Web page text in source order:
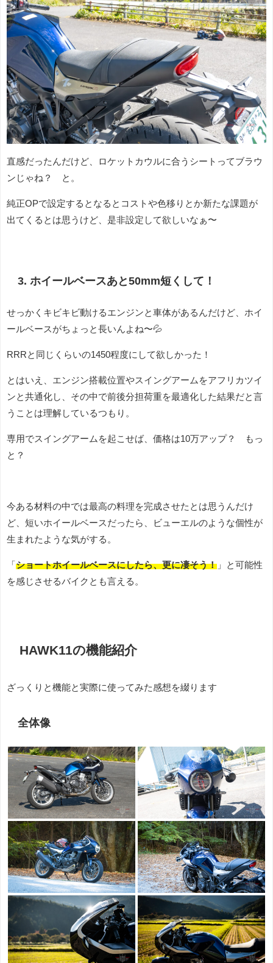
直感だったんだけど、ロケットカウルに合うシートってブラウ
ンじゃね？ と。
純正OPで設定するとなるとコストや色移りとか新たな課題が
出てくるとは思うけど、是非設定して欲しいなぁ〜
3. ホイールベースあと50mm短くして！
せっかくキビキビ動けるエンジンと車体があるんだけど、ホイ
ールベースがちょっと長いんよね〜💦
RRRと同じくらいの1450程度にして欲しかった！
とはいえ、エンジン搭載位置やスイングアームをアフリカツイ
ンと共通化し、その中で前後分担荷重を最適化した結果だと言
うことは理解しているつもり。
専用でスイングアームを起こせば、価格は10万アップ？ もっ
と？
今ある材料の中では最高の料理を完成させたとは思うんだけ
ど、短いホイールベースだったら、ビューエルのような個性が
生まれたような気がする。
「 ショートホイールベースにしたら、更に凄そう！ 」と可能性
を感じさせるバイクとも言える。
HAWK11の機能紹介
ざっくりと機能と実際に使ってみた感想を綴ります
全体像